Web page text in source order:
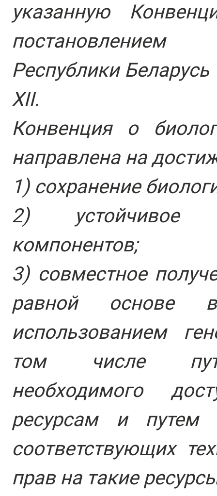
указанную
постановлением
Республики
XII.
Конвенция о
направлена на
1) сохранение
2) устойчивое
компонентов;
3) совместное
равной основе
использованием
том числе
необходимого
ресурсам и путем
соответствующих
прав на такие